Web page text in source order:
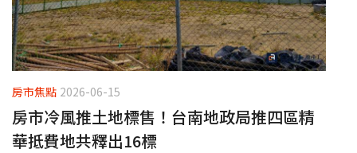
房市焦點 2026-06-15
房市冷風推土地標售！台南地政局推四區精
華抵費地共釋出16標